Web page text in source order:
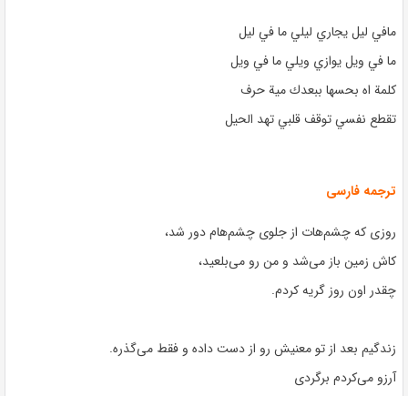
مافي ليل يجاري ليلي ما في ليل
ما في ويل يوازي ويلي ما في ويل
كلمة اه بحسها ببعدك مية حرف
تقطع نفسي توقف قلبي تهد الحيل
ترجمه فارسی
روزی که چشم‌هات از جلوی چشم‌هام دور شد،
کاش زمین باز می‌شد و من رو می‌بلعید،
چقدر اون روز گریه کردم.
زندگیم بعد از تو معنیش رو از دست داده و فقط می‌گذره.
آرزو می‌کردم برگردی